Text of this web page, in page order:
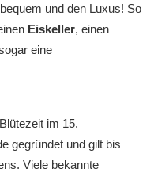
und den Luxus! So
Eiskeller, einen
eine
im 15.
gegründet und gilt bis
Viele bekannte